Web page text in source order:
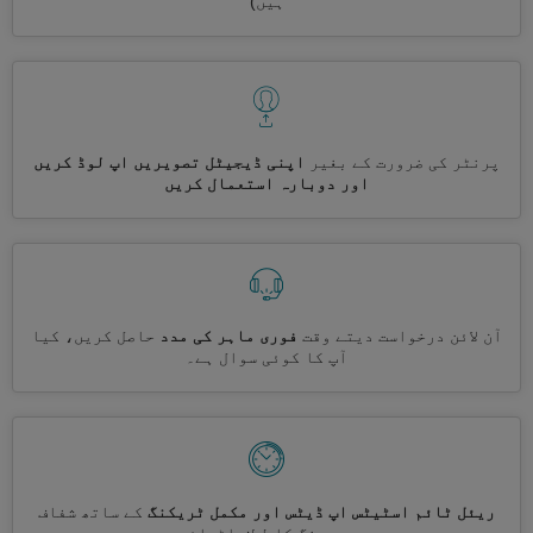
پرنٹر کی ضرورت کے بغیر
اپنی ڈیجیٹل تصویریں اپ لوڈ کریں
اور دوبارہ استعمال کریں
آن لائن درخواست دیتے وقت فوری ماہر کی مدد حاصل کریں، کیا
آپ کا کوئی سوال ہے۔
ریئل ٹائم اسٹیٹس اپ ڈیٹس اور مکمل ٹریکنگ کے ساتھ شفاف